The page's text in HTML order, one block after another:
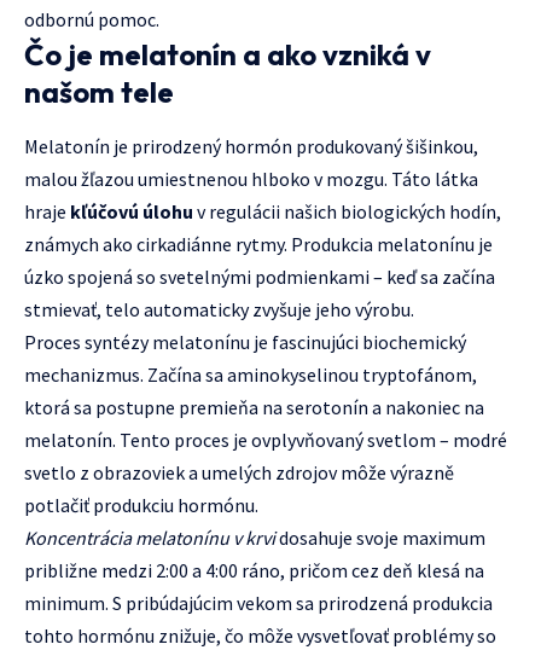
odbornú pomoc.
Čo je melatonín a ako vzniká v
našom tele
Melatonín je prirodzený hormón produkovaný šišinkou,
malou žľazou umiestnenou hlboko v mozgu. Táto látka
hraje kľúčovú úlohu v regulácii našich biologických hodín,
známych ako cirkadiánne rytmy. Produkcia melatonínu je
úzko spojená so svetelnými podmienkami – keď sa začína
stmievať, telo automaticky zvyšuje jeho výrobu.
Proces syntézy melatonínu je fascinujúci biochemický
mechanizmus. Začína sa aminokyselinou tryptofánom,
ktorá sa postupne premieňa na serotonín a nakoniec na
melatonín. Tento proces je ovplyvňovaný svetlom – modré
svetlo z obrazoviek a umelých zdrojov môže výrazně
potlačiť produkciu hormónu.
Koncentrácia melatonínu v krvidosahuje svoje maximum
približne medzi 2:00 a 4:00 ráno, pričom cez deň klesá na
minimum. S pribúdajúcim vekom sa prirodzená produkcia
tohto hormónu znižuje, čo môže vysvetľovať problémy so